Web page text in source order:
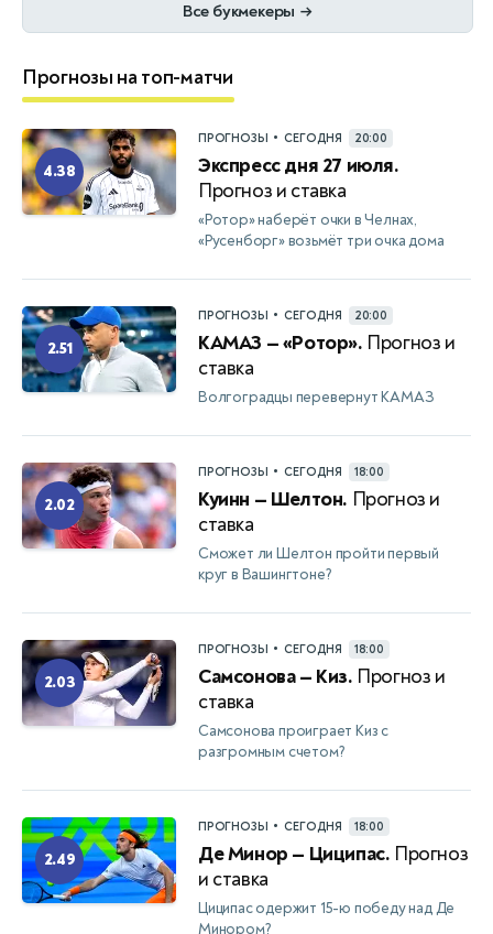
Все букмекеры →
Прогнозы на топ-матчи
4.38
ПРОГНОЗЫ • СЕГОДНЯ 20:00
Экспресс дня 27 июля.
Прогноз и ставка
«Ротор» наберёт очки в Челнах,
«Русенборг» возьмёт три очка дома
2.51
ПРОГНОЗЫ • СЕГОДНЯ 20:00
КАМАЗ — «Ротор». Прогноз и
ставка
Волгоградцы перевернут КАМАЗ
2.02
ПРОГНОЗЫ • СЕГОДНЯ 18:00
Куинн — Шелтон. Прогноз и
ставка
Сможет ли Шелтон пройти первый
круг в Вашингтоне?
2.03
ПРОГНОЗЫ • СЕГОДНЯ 18:00
Самсонова — Киз. Прогноз и
ставка
Самсонова проиграет Киз с
разгромным счетом?
2.49
ПРОГНОЗЫ • СЕГОДНЯ 18:00
Де Минор — Циципас. Прогноз
и ставка
Циципас одержит 15-ю победу над Де
Минором?